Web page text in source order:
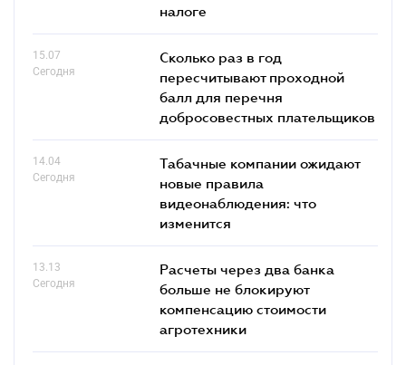
налоге
15.07
Сегодня
Сколько раз в год
пересчитывают проходной
балл для перечня
добросовестных плательщиков
14.04
Сегодня
Табачные компании ожидают
новые правила
видеонаблюдения: что
изменится
13.13
Сегодня
Расчеты через два банка
больше не блокируют
компенсацию стоимости
агротехники